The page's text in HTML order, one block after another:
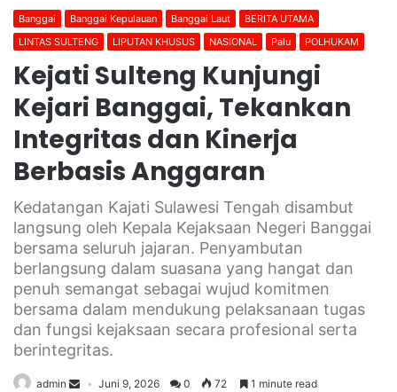
Banggai Banggai Kepulauan Banggai Laut
BERITA UTAMA
LINTAS SULTENG
LIPUTAN KHUSUS NASIONAL Palu POLHUKAM
Kejati Sulteng Kunjungi
Kejari Banggai, Tekankan
Integritas dan Kinerja
Berbasis Anggaran
Kedatangan Kajati Sulawesi Tengah disambut
langsung oleh Kepala Kejaksaan Negeri Banggai
bersama seluruh jajaran. Penyambutan
berlangsung dalam suasana yang hangat dan
penuh semangat sebagai wujud komitmen
bersama dalam mendukung pelaksanaan tugas
dan fungsi kejaksaan secara profesional serta
berintegritas.
admin Juni 9, 2026 0 72 1 minute read